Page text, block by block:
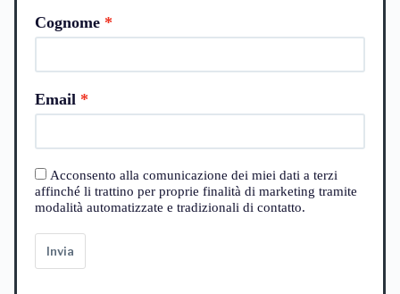
Cognome
Email
Acconsento alla comunicazione dei miei dati a terzi
affinché li trattino per proprie finalità di marketing tramite
modalità automatizzate e tradizionali di contatto.
Invia